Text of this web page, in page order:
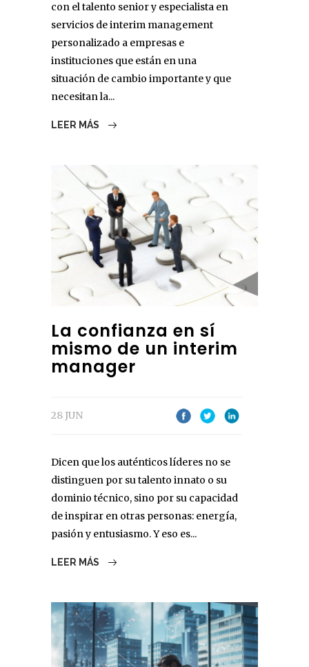
con el talento senior y especialista en
servicios de interim management
personalizado a empresas e
instituciones que están en una
situación de cambio importante y que
necesitan la...
LEER MÁS
La confianza en sí
mismo de un interim
manager
28 JUN
Dicen que los auténticos líderes no se
distinguen por su talento innato o su
dominio técnico, sino por su capacidad
de inspirar en otras personas: energía,
pasión y entusiasmo. Y eso es...
LEER MÁS